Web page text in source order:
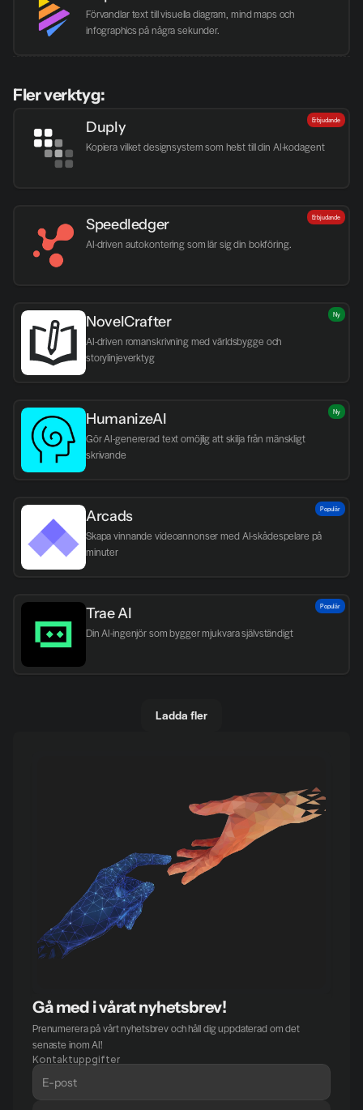
Förvandlar text till visuella diagram, mind maps och
infographics på några sekunder.
Fler verktyg:
Duply
Kopiera vilket designsystem som helst till din AI-kodagent
Erbjudande
Speedledger
AI-driven autokontering som lär sig din bokföring.
Erbjudande
NovelCrafter
AI-driven romanskrivning med världsbygge och
storylinjeverktyg
Ny
HumanizeAI
Gör AI-genererad text omöjlig att skilja från mänskligt
skrivande
Ny
Arcads
Skapa vinnande videoannonser med AI-skådespelare på
minuter
Populär
Trae AI
Din AI-ingenjör som bygger mjukvara självständigt
Populär
Ladda fler
Gå med i vårat nyhetsbrev!
Prenumerera på vårt nyhetsbrev och håll dig uppdaterad om det
senaste inom AI!
Kontaktuppgifter